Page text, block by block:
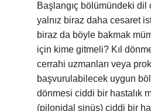
Başlangıç bölümündeki dil
yalnız biraz daha cesaret
biraz da böyle bakmak
için kime gitmeli? Kıl
cerrahi uzmanları veya
başvurulabilecek uygun
dönmesi ciddi bir hastalık
(pilonidal sinüs) ciddi bir